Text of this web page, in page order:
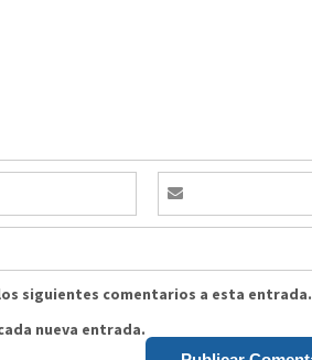
siguientes comentarios a esta entrada.
nueva entrada.